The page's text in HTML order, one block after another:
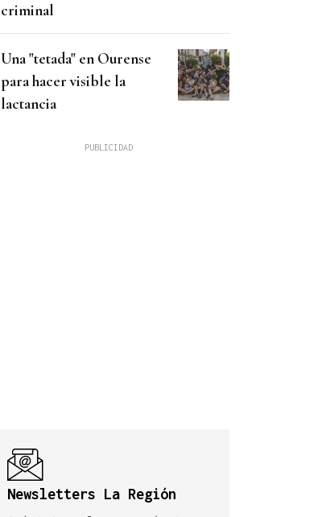
criminal
Una "tetada" en Ourense
para hacer visible la
lactancia
Newsletters La Región